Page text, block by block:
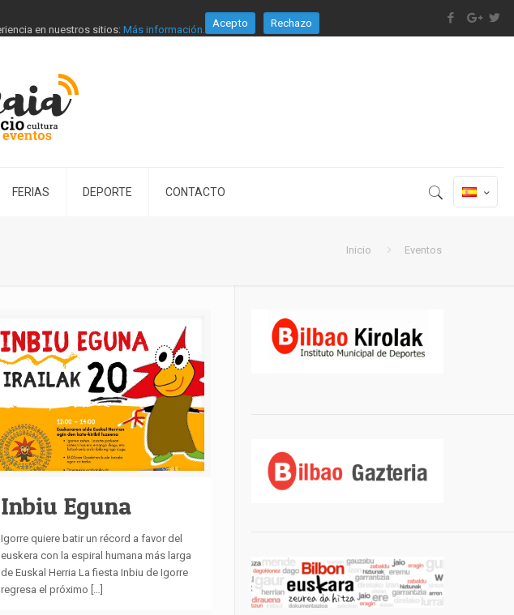
FERIAS DEPORTE CONTACTO
Inicio Eventos
Inbiu Eguna
Igorre quiere batir un récord a favor del
euskera con la espiral humana más larga
de Euskal Herria La fiesta Inbiu de Igorre
regresa el próximo […]
en nuestros sitios: Más información. Acepto Rechazo